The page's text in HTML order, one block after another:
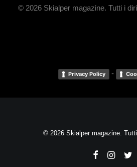
© 2026 Skialper magazine. Tutti i
Privacy Policy -
© 2026 Skialper magazine.